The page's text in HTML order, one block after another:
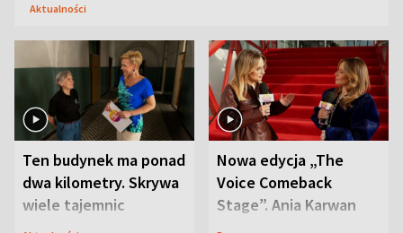
Aktualności
Ten budynek ma ponad
dwa kilometry. Skrywa
wiele tajemnic
Nowa edycja „The
Voice Comeback
Stage”. Ania Karwan
zapowiada